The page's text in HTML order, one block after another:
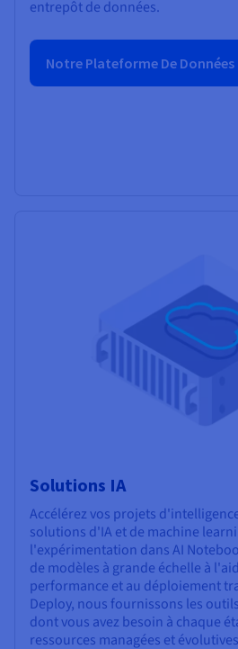
entrepôt de données.
Notre Plateforme De Données
Solutions IA
Accélérez vos projets
solutions d'IA et de machine
l'expérimentation dans AI
de modèles à grande échelle à
performance et au déploiement
Deploy, nous fournissons les
dont vous avez besoin à chaque
ressources managées et